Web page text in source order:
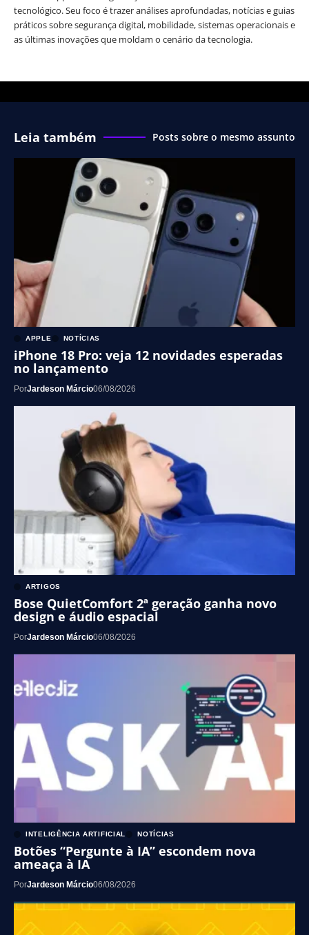
tecnológico. Seu foco é trazer análises aprofundadas, notícias e guias
práticos sobre segurança digital, mobilidade, sistemas operacionais e
as últimas inovações que moldam o cenário da tecnologia.
Leia também Posts sobre o mesmo assunto
APPLE NOTÍCIAS
iPhone 18 Pro: veja 12 novidades esperadas
no lançamento
PorJardeson Márcio06/08/2026
ARTIGOS
Bose QuietComfort 2ª geração ganha novo
design e áudio espacial
PorJardeson Márcio06/08/2026
INTELIGÊNCIA ARTIFICIAL NOTÍCIAS
Botões “Pergunte à IA” escondem nova
ameaça à IA
PorJardeson Márcio06/08/2026